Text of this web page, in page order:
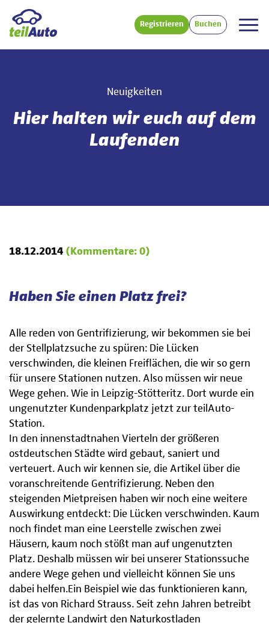
Registrieren Buchen
Neuigkeiten
Hier halten wir euch auf dem
Laufenden
18.12.2014 (Kommentare: 0)
Haben Sie einen Platz frei?
Alle reden von Gentrifizierung, wir bekommen sie bei
der Stellplatzsuche zu spüren: Die Lücken
verschwinden, die kleinen Freiflächen, die wir so gern
für unsere Stationen nutzen. Also müssen wir neue
Wege gehen. Wie in Leipzig-Stötteritz. Dort wurde ein
ungenutzter Kundenparkplatz jetzt zur teilAuto-
Station.
In den innenstadtnahen Vierteln der größeren
ostdeutschen Städte wird gebaut, saniert und
verteuert. Auch wir kennen sie, die Artikel über die
voranschreitende Gentrifizierung. Neben den
steigenden Mietpreisen haben wir noch eine weitere
Auswirkung entdeckt: Die Lücken verschwinden. Kaum
noch findet man eine Leerstelle zwischen zwei
Häusern, kaum noch stößt man auf ungenutzten
Platz. Deshalb müssen wir bei unserer Stationssuche
andere Wege gehen und vielleicht können Sie uns
dabei helfen.Ein Beispiel wie das funktionieren kann,
ist das von Richard Strauss. Seit zehn Jahren betreibt
der gelernte Landwirt den Naturkostladen